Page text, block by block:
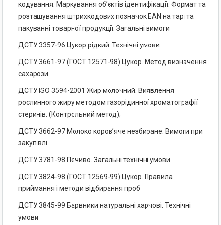
кодування. Маркування об’єктів ідентифікації. Формат та
розташування штрихкодових позначок ЕАN на тарі та
пакуванні товарної продукції. Загальні вимоги
ДСТУ 3357-96 Цукор рідкий. Технічні умови
ДСТУ 3661-97 (ГОСТ 12571-98) Цукор. Метод визначення
сахарози
ДСТУ ISO 3594-2001 Жир молочний. Виявлення
рослинного жиру методом газорідинної хроматографії
стеринів. (Контрольний метод);
ДСТУ 3662-97 Молоко коров’яче незбиране. Вимоги при
закупівлі
ДСТУ 3781-98 Печиво. Загальні технічні умови
ДСТУ 3824-98 (ГОСТ 12569-99) Цукор. Правила
приймання і методи відбирання проб
ДСТУ 3845-99 Барвники натуральні харчові. Технічні
умови